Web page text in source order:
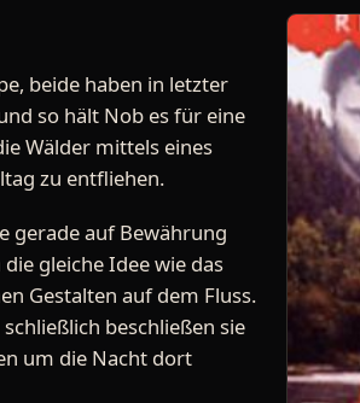
beide haben in letzter
so hält Nob es für eine
Wälder mittels eines
zu entfliehen.
gerade auf Bewährung
gleiche Idee wie das
Gestalten auf dem Fluss.
beschließen sie
um die Nacht dort